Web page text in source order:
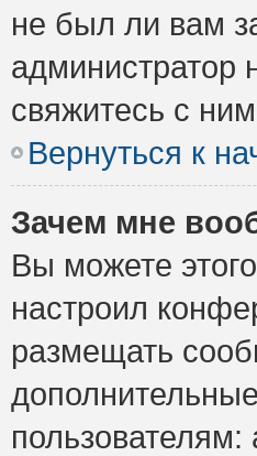
не был ли вам
администратор
свяжитесь с
Вернуться к
Зачем мне
Вы можете
настроил
размещать